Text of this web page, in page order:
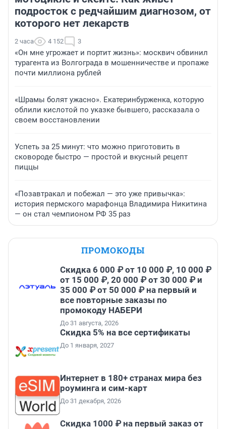
подросток с редчайшим диагнозом, от
которого нет лекарств
2 часа 4 152 3
«Он мне угрожает и портит жизнь»: москвич обвинил
турагента из Волгограда в мошенничестве и пропаже
почти миллиона рублей
«Шрамы болят ужасно». Екатеринбурженка, которую
облили кислотой по указке бывшего, рассказала о
своем восстановлении
Успеть за 25 минут: что можно приготовить в
сковороде быстро — простой и вкусный рецепт
пиццы
«Позавтракал и побежал — это уже привычка»:
история пермского марафонца Владимира Никитина
— он стал чемпионом РФ 35 раз
ПРОМОКОДЫ
Скидка 6 000 ₽ от 10 000 ₽, 10 000 ₽
от 15 000 ₽, 20 000 ₽ от 30 000 ₽ и
35 000 ₽ от 50 000 ₽ на первый и
все повторные заказы по
промокоду НАБЕРИ
До 31 августа, 2026
Скидка 5% на все сертификаты
До 1 января, 2027
Интернет в 180+ странах мира без
роуминга и сим-карт
До 31 декабря, 2026
Скидка 1000 ₽ на первый заказ от